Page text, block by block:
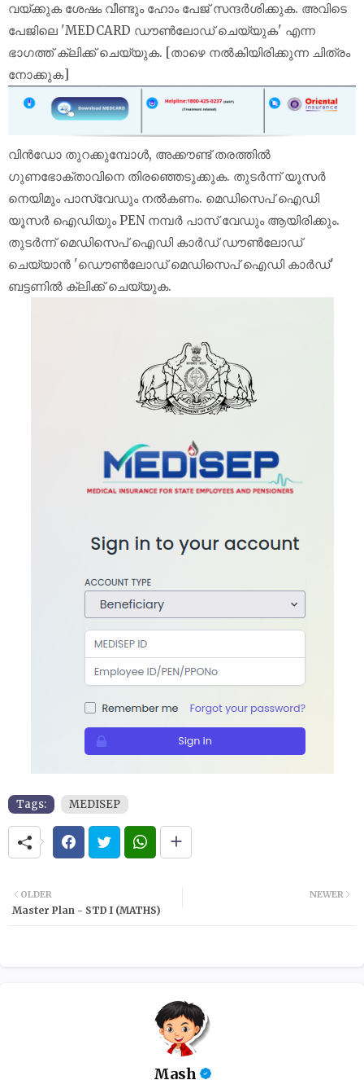
വയ്‌ക്കുക ശേഷം വീണ്ടും ഹോം പേജ് സന്ദർശിക്കുക. അവിടെ
പേജിലെ 'MEDCARD ഡൗൺലോഡ് ചെയ്യുക' എന്ന
ഭാഗത്ത് ക്ലിക്ക് ചെയ്യുക. [താഴെ നൽകിയിരിക്കുന്ന ചിത്രം
നോക്കുക]
വിൻഡോ തുറക്കുമ്പോൾ, അക്കൗണ്ട് തരത്തിൽ
ഗുണഭോക്താവിനെ തിരഞ്ഞെടുക്കുക. തുടർന്ന് യൂസർ
നെയിമും പാസ്‌വേഡും നൽകണം. മെഡിസെപ് ഐഡി
യൂസർ ഐഡിയും PEN നമ്പർ പാസ് വേഡും ആയിരിക്കും.
തുടർന്ന് മെഡിസെപ് ഐഡി കാർഡ് ഡൗൺലോഡ്
ചെയ്യാൻ 'ഡൌൺലോഡ് മെഡിസെപ് ഐഡി കാർഡ്'
ബട്ടണിൽ ക്ലിക്ക് ചെയ്യുക.
Tags: MEDISEP
NEWER
OLDER
Master Plan - STD I (MATHS)
Mash